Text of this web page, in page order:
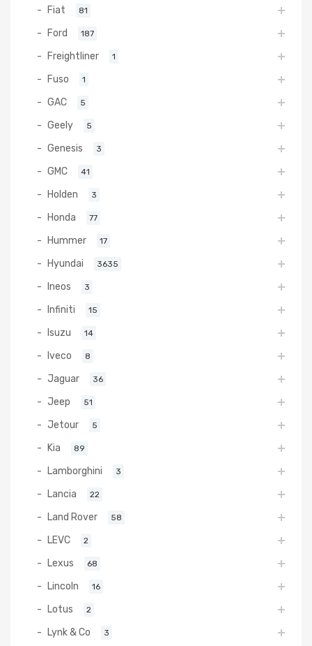
Fiat 81
Ford 187
Freightliner 1
Fuso 1
GAC 5
Geely 5
Genesis 3
GMC 41
Holden 3
Honda 77
Hummer 17
Hyundai 3635
Ineos 3
Infiniti 15
Isuzu 14
Iveco 8
Jaguar 36
Jeep 51
Jetour 5
Kia 89
Lamborghini 3
Lancia 22
Land Rover 58
LEVC 2
Lexus 68
Lincoln 16
Lotus 2
Lynk & Co 3